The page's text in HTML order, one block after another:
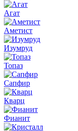
Агат
Аметист
Изумруд
Топаз
Сапфир
Кварц
Фианит